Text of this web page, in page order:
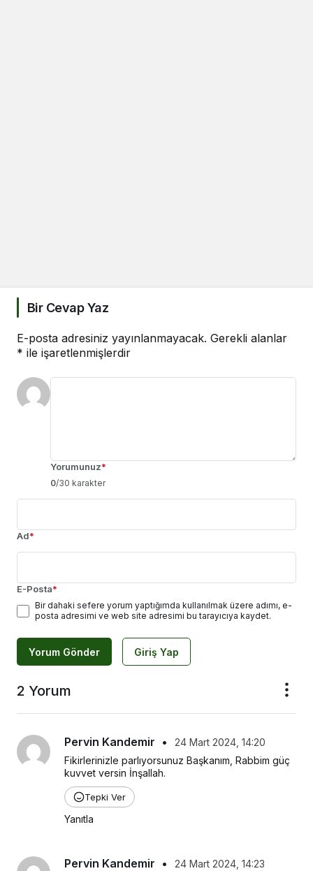
Bir Cevap Yaz
E-posta adresiniz yayınlanmayacak. Gerekli alanlar
* ile işaretlenmişlerdir
Yorumunuz*
0/30 karakter
Ad*
E-Posta*
Bir dahaki sefere yorum yaptığımda kullanılmak üzere adımı, e-
posta adresimi ve web site adresimi bu tarayıcıya kaydet.
Yorum Gönder Giriş Yap
2 Yorum
Pervin Kandemir •
24 Mart 2024, 14:20
Fikirlerinizle parlıyorsunuz Başkanım, Rabbim güç
kuvvet versin İnşallah.
Tepki Ver
Yanıtla
Pervin Kandemir •
24 Mart 2024, 14:23